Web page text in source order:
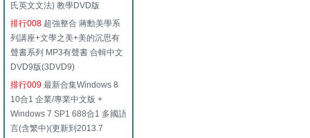
氏英文文法) 教學DVD版
排行008 超強整合 蔣勳美學系
列講座+文學之美+美的沉思有
聲書系列 MP3有聲書 合輯中文
DVD9版(3DVD9)
排行009 最新合集Windows 8
10合1 企業/專業中文版 +
Windows 7 SP1 688合1 多國語
言(含繁中)(更新到2013.7